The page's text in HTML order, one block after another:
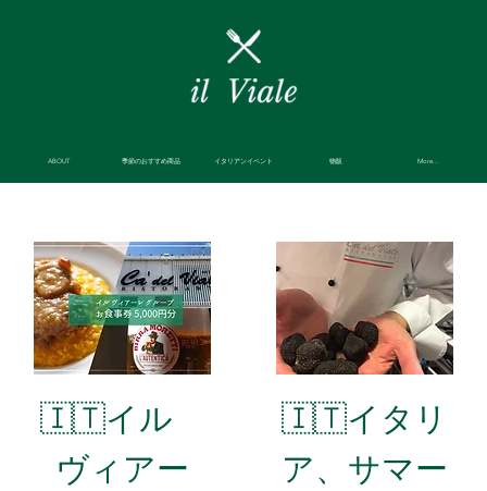
ABOUT 季節のおすすめ商品 イタリアンイベント 物販 More...
🇮🇹イル
ヴィアー
🇮🇹イタリ
ア、サマー